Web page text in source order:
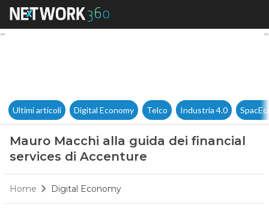
Mauro Macchi alla guida dei
Ultimi articoli Digital Economy Telco Industria 4.0
Mauro Macchi alla guida dei financial
services di Accenture
Home Digital Economy